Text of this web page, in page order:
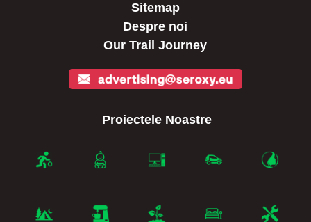
Sitemap
Despre noi
Our Trail Journey
Proiectele Noastre